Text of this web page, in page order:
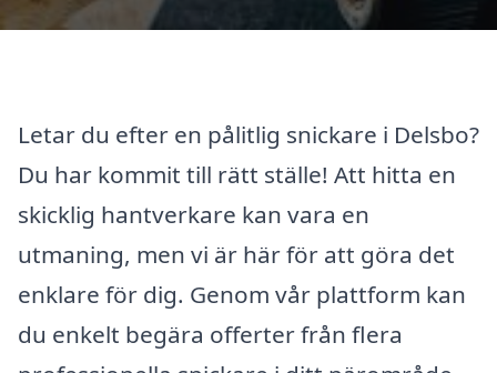
Letar du efter en pålitlig snickare i Delsbo?
Du har kommit till rätt ställe! Att hitta en
skicklig hantverkare kan vara en
utmaning, men vi är här för att göra det
enklare för dig. Genom vår plattform kan
du enkelt begära offerter från flera